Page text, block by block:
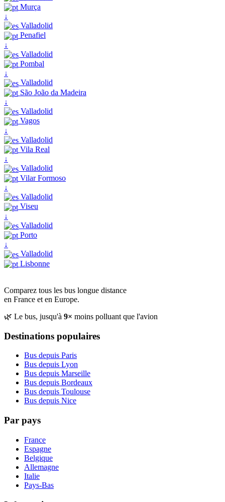
Murça
↓
Valladolid
Penafiel
↓
Valladolid
Pombal
↓
Valladolid
São João da Madeira
↓
Valladolid
Vagos
↓
Valladolid
Vila Real
↓
Valladolid
Vilar Formoso
↓
Valladolid
Viseu
↓
Valladolid
Porto
↓
Valladolid
Lisbonne
Comparez tous les bus longue distance
en France et en Europe.
🌿 Le bus, jusqu'à 9× moins polluant que l'avion
Destinations populaires
Bus depuis Paris
Bus depuis Lyon
Bus depuis Marseille
Bus depuis Bordeaux
Bus depuis Toulouse
Bus depuis Nice
Par pays
France
Espagne
Belgique
Allemagne
Italie
Pays-Bas